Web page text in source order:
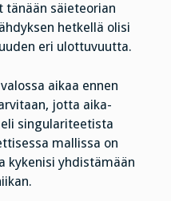
tänään säieteorian
hetkellä olisi
eri ulottuvuutta.
aikaa ennen
jotta aika-
singulariteetista
mallissa on
kykenisi yhdistämään